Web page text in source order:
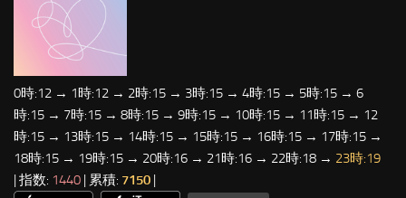
0時:12 → 1時:12 → 2時:15 → 3時:15 → 4時:15 → 5時:15 → 6
時:15 → 7時:15 → 8時:15 → 9時:15 → 10時:15 → 11時:15 → 12
時:15 → 13時:15 → 14時:15 → 15時:15 → 16時:15 → 17時:15 →
18時:15 → 19時:15 → 20時:16 → 21時:16 → 22時:18 → 23時:19
| 指数: 1440 | 累積: 7150 |